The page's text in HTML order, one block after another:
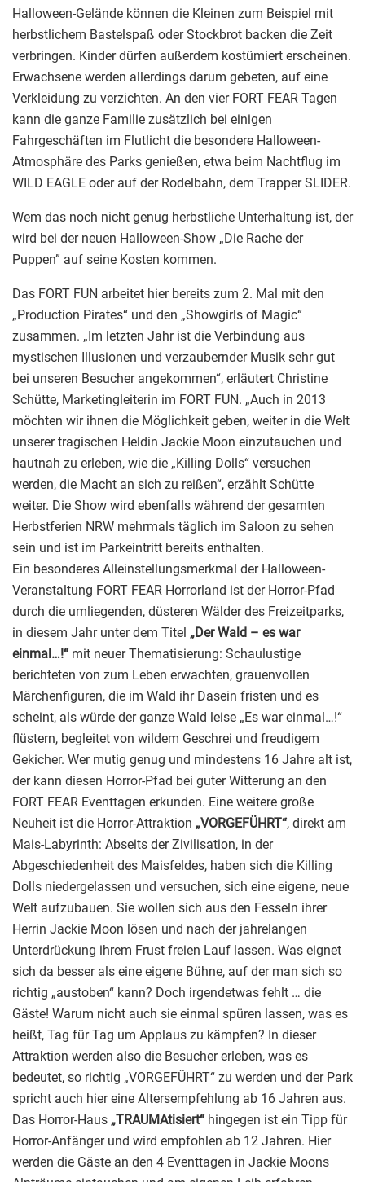
Halloween-Gelände können die Kleinen zum Beispiel mit
herbstlichem Bastelspaß oder Stockbrot backen die Zeit
verbringen. Kinder dürfen außerdem kostümiert erscheinen.
Erwachsene werden allerdings darum gebeten, auf eine
Verkleidung zu verzichten. An den vier FORT FEAR Tagen
kann die ganze Familie zusätzlich bei einigen
Fahrgeschäften im Flutlicht die besondere Halloween-
Atmosphäre des Parks genießen, etwa beim Nachtflug im
WILD EAGLE oder auf der Rodelbahn, dem Trapper SLIDER.
Wem das noch nicht genug herbstliche Unterhaltung ist, der
wird bei der neuen Halloween-Show „Die Rache der
Puppen” auf seine Kosten kommen.
Das FORT FUN arbeitet hier bereits zum 2. Mal mit den
„Production Pirates“ und den „Showgirls of Magic“
zusammen. „Im letzten Jahr ist die Verbindung aus
mystischen Illusionen und verzaubernder Musik sehr gut
bei unseren Besucher angekommen“, erläutert Christine
Schütte, Marketingleiterin im FORT FUN. „Auch in 2013
möchten wir ihnen die Möglichkeit geben, weiter in die Welt
unserer tragischen Heldin Jackie Moon einzutauchen und
hautnah zu erleben, wie die „Killing Dolls“ versuchen
werden, die Macht an sich zu reißen“, erzählt Schütte
weiter. Die Show wird ebenfalls während der gesamten
Herbstferien NRW mehrmals täglich im Saloon zu sehen
sein und ist im Parkeintritt bereits enthalten.
Ein besonderes Alleinstellungsmerkmal der Halloween-
Veranstaltung FORT FEAR Horrorland ist der Horror-Pfad
durch die umliegenden, düsteren Wälder des Freizeitparks,
in diesem Jahr unter dem Titel „Der Wald – es war
einmal…!“ mit neuer Thematisierung: Schaulustige
berichteten von zum Leben erwachten, grauenvollen
Märchenfiguren, die im Wald ihr Dasein fristen und es
scheint, als würde der ganze Wald leise „Es war einmal…!“
flüstern, begleitet von wildem Geschrei und freudigem
Gekicher. Wer mutig genug und mindestens 16 Jahre alt ist,
der kann diesen Horror-Pfad bei guter Witterung an den
FORT FEAR Eventtagen erkunden. Eine weitere große
Neuheit ist die Horror-Attraktion „VORGEFÜHRT“, direkt am
Mais-Labyrinth: Abseits der Zivilisation, in der
Abgeschiedenheit des Maisfeldes, haben sich die Killing
Dolls niedergelassen und versuchen, sich eine eigene, neue
Welt aufzubauen. Sie wollen sich aus den Fesseln ihrer
Herrin Jackie Moon lösen und nach der jahrelangen
Unterdrückung ihrem Frust freien Lauf lassen. Was eignet
sich da besser als eine eigene Bühne, auf der man sich so
richtig „austoben“ kann? Doch irgendetwas fehlt … die
Gäste! Warum nicht auch sie einmal spüren lassen, was es
heißt, Tag für Tag um Applaus zu kämpfen? In dieser
Attraktion werden also die Besucher erleben, was es
bedeutet, so richtig „VORGEFÜHRT“ zu werden und der Park
spricht auch hier eine Altersempfehlung ab 16 Jahren aus.
Das Horror-Haus „TRAUMAtisiert“ hingegen ist ein Tipp für
Horror-Anfänger und wird empfohlen ab 12 Jahren. Hier
werden die Gäste an den 4 Eventtagen in Jackie Moons